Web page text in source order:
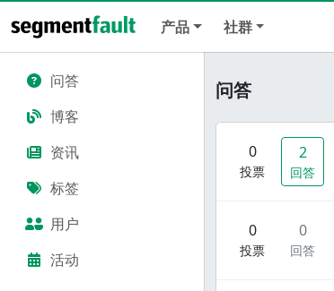
产品 社群
问答
博客
资讯
标签
用户
活动
问答
0
投票
2
回答
0
投票
0
回答